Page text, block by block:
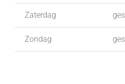
Zaterdag
Zondag